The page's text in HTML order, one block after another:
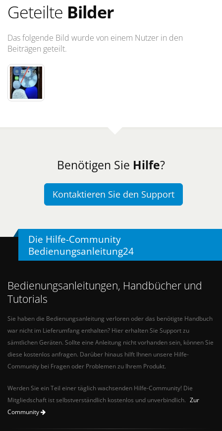
Geteilte Bilder
Das folgende Bild wurde von einem Nutzer in den
Beiträgen geteilt.
Benötigen Sie Hilfe?
Kontaktieren Sie den Support
Die Hilfe-Community
Bedienungsanleitung24
Bedienungsanleitungen, Handbücher und
Tutorials
Sie haben die Bedienungsanleitung verloren oder das benötigte Handbuch
war nicht im Lieferumfang enthalten? Hier erhalten Sie Support zu
sämtlichen Geräten. Sollte eine Anleitung nicht vorhanden sein, können Sie
diese kostenlos anfragen. Darüber hinaus hilft Ihnen unsere Hilfe-
Community bei Fragen oder Problemen zu Ihrem Produkt.
Werden Sie ein Teil einer täglich wachsenden Hilfe-Community! Die
Mitgliedschaft ist selbstverständlich kostenlos und unverbindlich. Zur
Community